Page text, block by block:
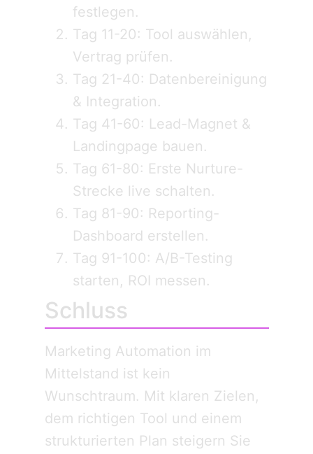
festlegen.
Tag 11-20: Tool auswählen,
Vertrag prüfen.
Tag 21-40: Datenbereinigung
& Integration.
Tag 41-60: Lead-Magnet &
Landingpage bauen.
Tag 61-80: Erste Nurture-
Strecke live schalten.
Tag 81-90: Reporting-
Dashboard erstellen.
Tag 91-100: A/B-Testing
starten, ROI messen.
Schluss
Marketing Automation im
Mittelstand ist kein
Wunschtraum. Mit klaren Zielen,
dem richtigen Tool und einem
strukturierten Plan steigern Sie